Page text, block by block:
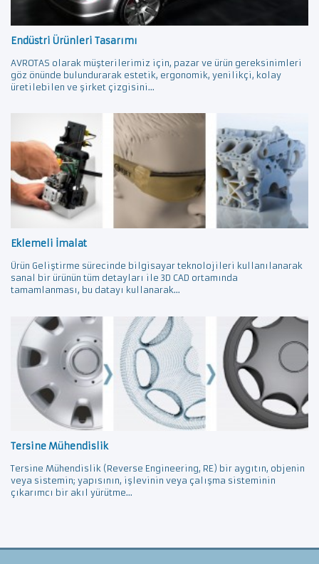
Endüstri Ürünleri Tasarımı
AVROTAS olarak müşterilerimiz için, pazar ve ürün gereksinimleri
göz önünde bulundurarak estetik, ergonomik, yenilikçi, kolay
üretilebilen ve şirket çizgisini...
Eklemeli İmalat
Ürün Geliştirme sürecinde bilgisayar teknolojileri kullanılanarak
sanal bir ürünün tüm detayları ile 3D CAD ortamında
tamamlanması, bu datayı kullanarak...
Tersine Mühendislik
Tersine Mühendislik (Reverse Engineering, RE) bir aygıtın, objenin
veya sistemin; yapısının, işlevinin veya çalışma sisteminin
çıkarımcı bir akıl yürütme...